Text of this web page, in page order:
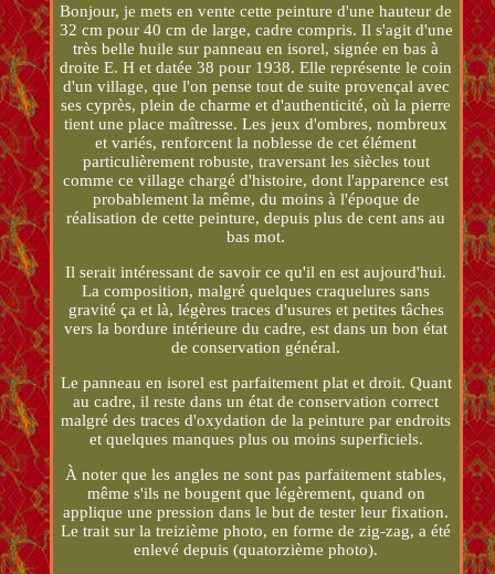
Bonjour, je mets en vente cette peinture d'une hauteur de
32 cm pour 40 cm de large, cadre compris. Il s'agit d'une
très belle huile sur panneau en isorel, signée en bas à
droite E. H et datée 38 pour 1938. Elle représente le coin
d'un village, que l'on pense tout de suite provençal avec
ses cyprès, plein de charme et d'authenticité, où la pierre
tient une place maîtresse. Les jeux d'ombres, nombreux
et variés, renforcent la noblesse de cet élément
particulièrement robuste, traversant les siècles tout
comme ce village chargé d'histoire, dont l'apparence est
probablement la même, du moins à l'époque de
réalisation de cette peinture, depuis plus de cent ans au
bas mot.
Il serait intéressant de savoir ce qu'il en est aujourd'hui.
La composition, malgré quelques craquelures sans
gravité ça et là, légères traces d'usures et petites tâches
vers la bordure intérieure du cadre, est dans un bon état
de conservation général.
Le panneau en isorel est parfaitement plat et droit. Quant
au cadre, il reste dans un état de conservation correct
malgré des traces d'oxydation de la peinture par endroits
et quelques manques plus ou moins superficiels.
À noter que les angles ne sont pas parfaitement stables,
même s'ils ne bougent que légèrement, quand on
applique une pression dans le but de tester leur fixation.
Le trait sur la treizième photo, en forme de zig-zag, a été
enlevé depuis (quatorzième photo).